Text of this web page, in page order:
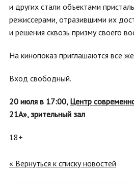
и других стали объектами
режиссерами, отразившими их
и решения сквозь призму своего
На кинопоказ приглашаются все
Вход свободный.
20 июля в 17:00, Центр
21А», зрительный зал
18+
« Вернуться к списку новостей